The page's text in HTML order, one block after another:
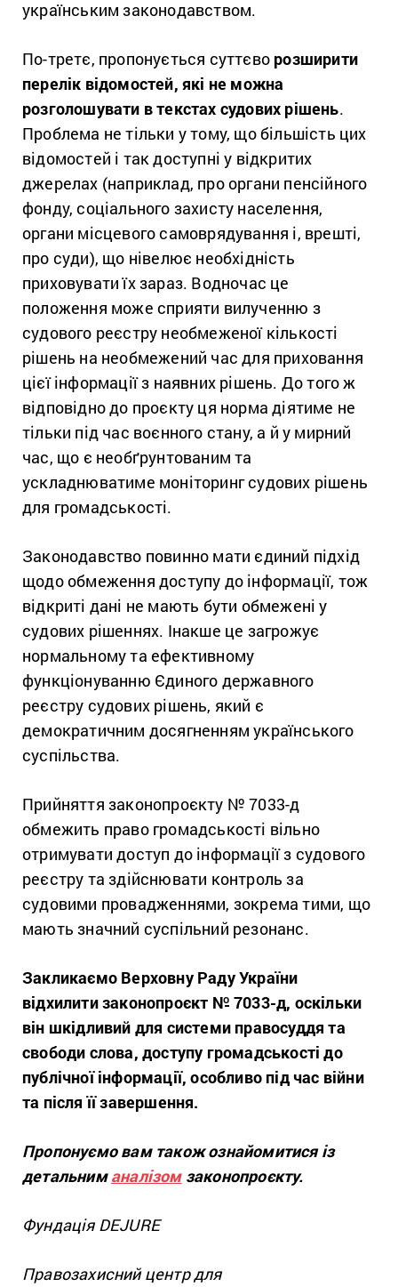
українським законодавством.
По-третє, пропонується суттєво розширити
перелік відомостей, які не можна
розголошувати в текстах судових рішень.
Проблема не тільки у тому, що більшість цих
відомостей і так доступні у відкритих
джерелах (наприклад, про органи пенсійного
фонду, соціального захисту населення,
органи місцевого самоврядування і, врешті,
про суди), що нівелює необхідність
приховувати їх зараз. Водночас це
положення може сприяти вилученню з
судового реєстру необмеженої кількості
рішень на необмежений час для приховання
цієї інформації з наявних рішень. До того ж
відповідно до проєкту ця норма діятиме не
тільки під час воєнного стану, а й у мирний
час, що є необґрунтованим та
ускладнюватиме моніторинг судових рішень
для громадськості.
Законодавство повинно мати єдиний підхід
щодо обмеження доступу до інформації, тож
відкриті дані не мають бути обмежені у
судових рішеннях. Інакше це загрожує
нормальному та ефективному
функціонуванню Єдиного державного
реєстру судових рішень, який є
демократичним досягненням українського
суспільства.
Прийняття законопроєкту № 7033-д
обмежить право громадськості вільно
отримувати доступ до інформації з судового
реєстру та здійснювати контроль за
судовими провадженнями, зокрема тими, що
мають значний суспільний резонанс.
Закликаємо Верховну Раду України
відхилити законопроєкт № 7033-д, оскільки
він шкідливий для системи правосуддя та
свободи слова, доступу громадськості до
публічної інформації, особливо під час війни
та після її завершення.
Пропонуємо вам також ознайомитися із
детальниманалізомзаконопроєкту.
Фундація DEJURE
Правозахисний центр для